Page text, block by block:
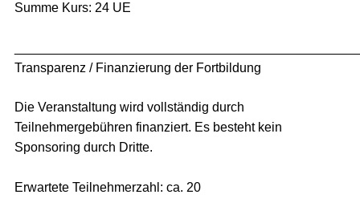
Summe Kurs: 24 UE
Transparenz / Finanzierung der Fortbildung
Die Veranstaltung wird vollständig durch
Teilnehmergebühren finanziert. Es besteht kein
Sponsoring durch Dritte.
Erwartete Teilnehmerzahl: ca. 20